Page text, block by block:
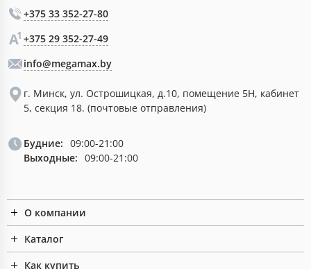
+375 33 352-27-80
+375 29 352-27-49
info@megamax.by
г. Минск, ул. Острошицкая, д.10, помещение 5Н, кабинет
5, секция 18. (почтовые отправления)
Будние: 09:00-21:00
Выходные: 09:00-21:00
О компании
Каталог
Как купить